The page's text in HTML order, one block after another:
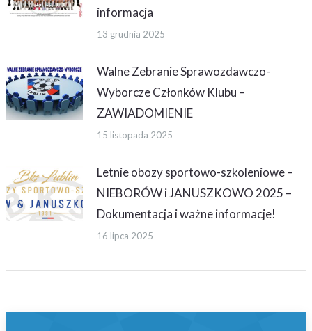
informacja
13 grudnia 2025
Walne Zebranie Sprawozdawczo-
Wyborcze Członków Klubu –
ZAWIADOMIENIE
15 listopada 2025
Letnie obozy sportowo-szkoleniowe –
NIEBORÓW i JANUSZKOWO 2025 –
Dokumentacja i ważne informacje!
16 lipca 2025